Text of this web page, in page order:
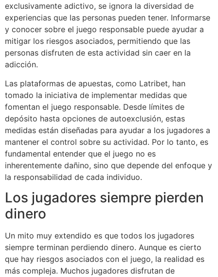
exclusivamente adictivo, se ignora la diversidad de
experiencias que las personas pueden tener. Informarse
y conocer sobre el juego responsable puede ayudar a
mitigar los riesgos asociados, permitiendo que las
personas disfruten de esta actividad sin caer en la
adicción.
Las plataformas de apuestas, como Latribet, han
tomado la iniciativa de implementar medidas que
fomentan el juego responsable. Desde límites de
depósito hasta opciones de autoexclusión, estas
medidas están diseñadas para ayudar a los jugadores a
mantener el control sobre su actividad. Por lo tanto, es
fundamental entender que el juego no es
inherentemente dañino, sino que depende del enfoque y
la responsabilidad de cada individuo.
Los jugadores siempre pierden
dinero
Un mito muy extendido es que todos los jugadores
siempre terminan perdiendo dinero. Aunque es cierto
que hay riesgos asociados con el juego, la realidad es
más compleja. Muchos jugadores disfrutan de